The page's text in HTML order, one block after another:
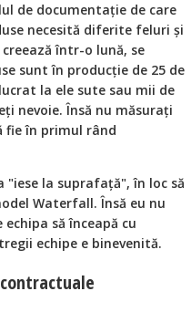
de documentație de care
necesită diferite feluri și
într-o lună, se
sunt în producție de 25 de
la ele sute sau mii de
nevoie. Însă nu măsurați
fie în primul rând
la suprafață", în loc să
Waterfall. Însă eu nu
să înceapă cu
echipe e binevenită.